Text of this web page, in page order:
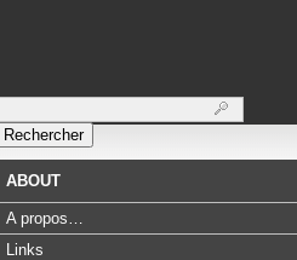
ABOUT
A propos…
Links